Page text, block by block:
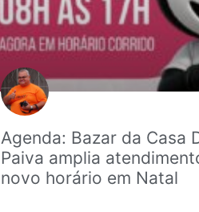
Agenda: Bazar da Casa
Paiva amplia
novo horário em Natal